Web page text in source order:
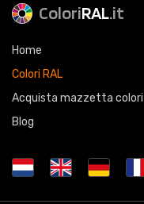
ColoriRAL.it
Home
Colori RAL
Acquista mazzetta colori
Blog